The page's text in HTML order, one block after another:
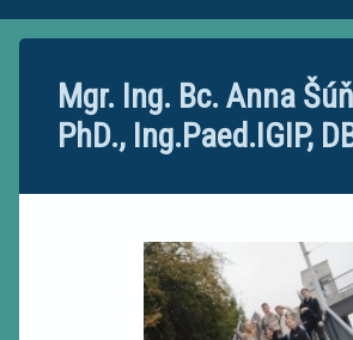
Informatika
Chémia
Všeobecné predmety
Všeobecné predmety
Dejepis
Mgr. Ing. Bc. Anna
PhD., Ing.Paed.IGIP,